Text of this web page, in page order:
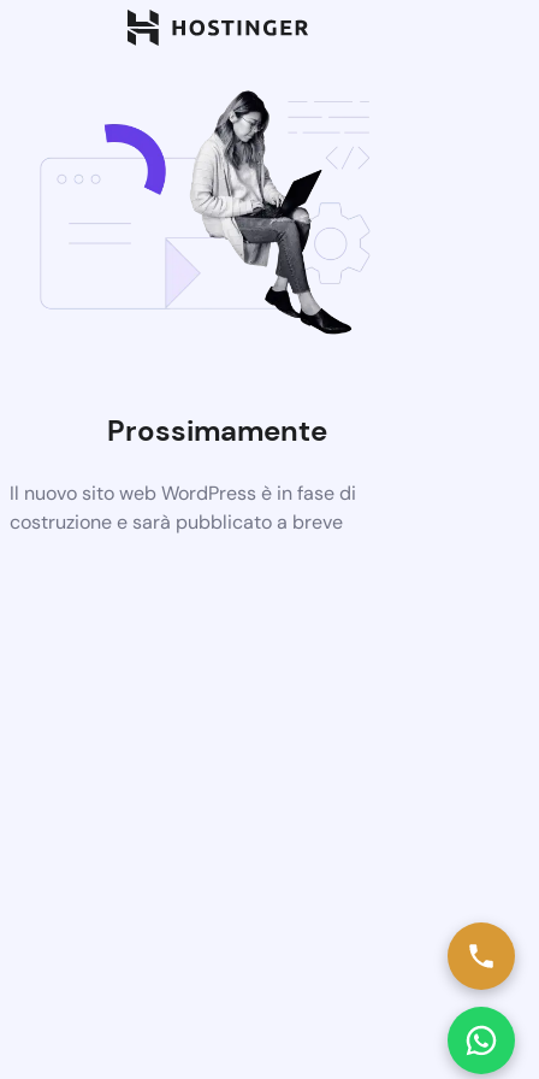
Prossimamente
Il nuovo sito web WordPress è in fase di
costruzione e sarà pubblicato a breve